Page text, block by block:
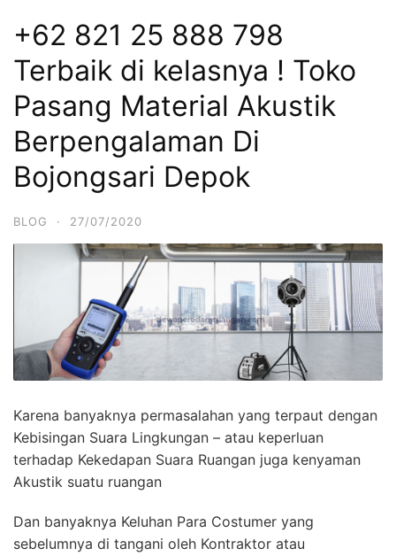
+62 821 25 888 798
Terbaik di kelasnya ! Toko
Pasang Material Akustik
Berpengalaman Di
Bojongsari Depok
BLOG · 27/07/2020
Karena banyaknya permasalahan yang terpaut dengan
Kebisingan Suara Lingkungan – atau keperluan
terhadap Kekedapan Suara Ruangan juga kenyaman
Akustik suatu ruangan
Dan banyaknya Keluhan Para Costumer yang
sebelumnya di tangani oleh Kontraktor atau